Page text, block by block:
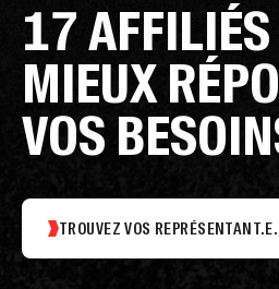
17 AFFILIÉS
MIEUX
VOS
TROUVEZ VOS